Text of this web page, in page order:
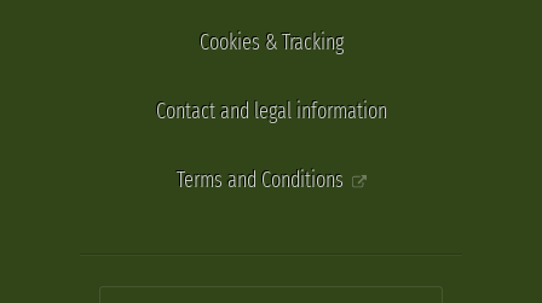
Cookies & Tracking
Contact and legal information
Terms and Conditions